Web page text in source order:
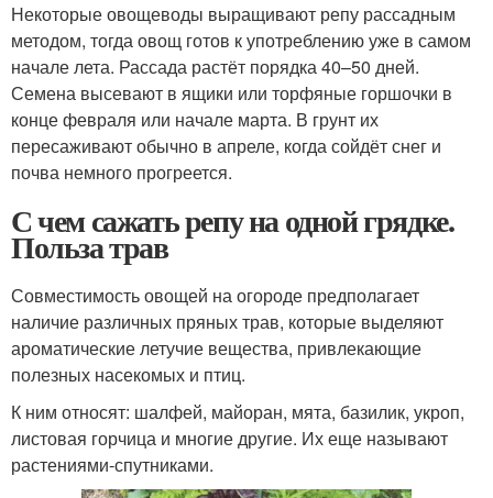
Некоторые овощеводы выращивают репу рассадным
методом, тогда овощ готов к употреблению уже в самом
начале лета. Рассада растёт порядка 40–50 дней.
Семена высевают в ящики или торфяные горшочки в
конце февраля или начале марта. В грунт их
пересаживают обычно в апреле, когда сойдёт снег и
почва немного прогреется.
С чем сажать репу на одной грядке.
Польза трав
Совместимость овощей на огороде предполагает
наличие различных пряных трав, которые выделяют
ароматические летучие вещества, привлекающие
полезных насекомых и птиц.
К ним относят: шалфей, майоран, мята, базилик, укроп,
листовая горчица и многие другие. Их еще называют
растениями-спутниками.